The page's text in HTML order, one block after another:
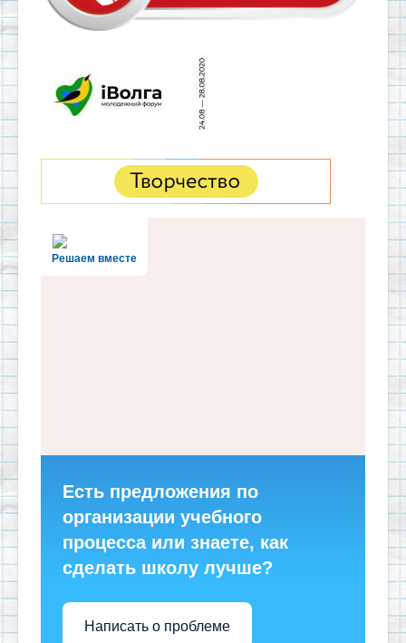
Решаем вместе
Есть предложения по
организации учебного
процесса или знаете, как
сделать школу лучше?
Написать о проблеме